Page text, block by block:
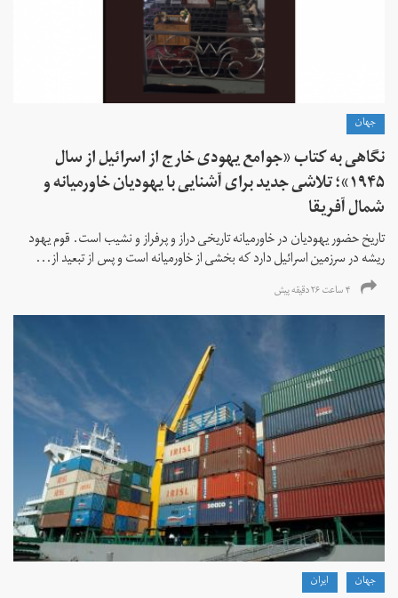
جهان
نگاهی به کتاب «جوامع یهودی خارج از اسرائیل از سال
۱۹۴۵»؛ تلاشی جدید برای آشنایی با یهودیان خاورمیانه و
شمال آفریقا
تاریخ حضور یهودیان در خاورمیانه تاریخی دراز و پرفراز و نشیب است. قوم یهود
ریشه در سرزمین اسرائیل دارد که بخشی از خاورمیانه است و پس از تبعید از...
۴ ساعت ۲۶ دقیقه پیش
جهان ايران